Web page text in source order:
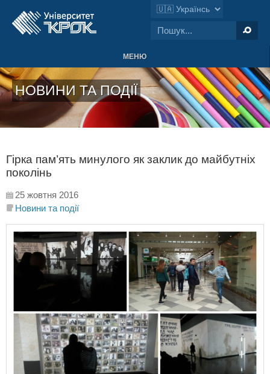
МЕНЮ
НОВИНИ ТА ПОДІЇ
Гірка пам’ять минулого як заклик до майбутніх
поколінь
25 жовтня 2016
Новини та події